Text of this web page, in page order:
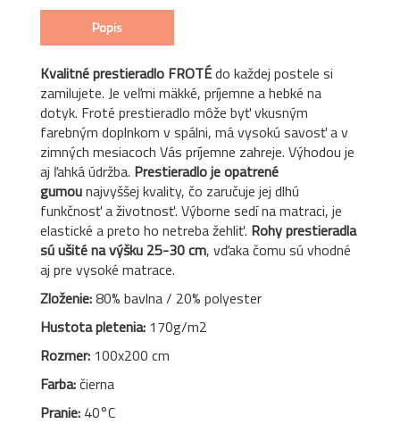
Popis
Kvalitné prestieradlo FROTÉdo každej postele si
zamilujete. Je veľmi mäkké, príjemne a hebké na
dotyk. Froté prestieradlo môže byť vkusným
farebným doplnkom v spálni, má vysokú savosť a v
zimných mesiacoch Vás príjemne zahreje. Výhodou je
aj ľahká údržba. Prestieradlo je opatrené
gumounajvyššej kvality, čo zaručuje jej dlhú
funkčnosť a životnosť. Výborne sedí na matraci, je
elastické a preto ho netreba žehliť. Rohy prestieradla
sú ušité na výšku 25-30 cm, vďaka čomu sú vhodné
aj pre vysoké matrace.
Zloženie:80% bavlna / 20% polyester
Hustota pletenia: 170g/m2
Rozmer: 100x200 cm
Farba:čierna
Pranie: 40°C